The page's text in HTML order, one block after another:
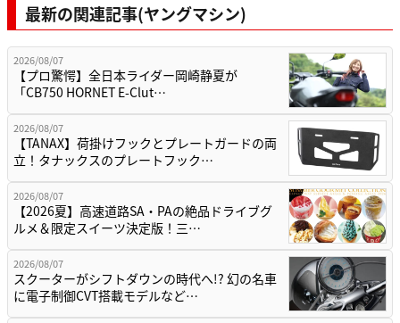
最新の関連記事(ヤングマシン)
2026/08/07
【プロ驚愕】全日本ライダー岡崎静夏が
「CB750 HORNET E-Clut…
2026/08/07
【TANAX】荷掛けフックとプレートガードの両
立！タナックスのプレートフック…
2026/08/07
【2026夏】高速道路SA・PAの絶品ドライブグ
ルメ＆限定スイーツ決定版！三…
2026/08/07
スクーターがシフトダウンの時代へ!? 幻の名車
に電子制御CVT搭載モデルなど…